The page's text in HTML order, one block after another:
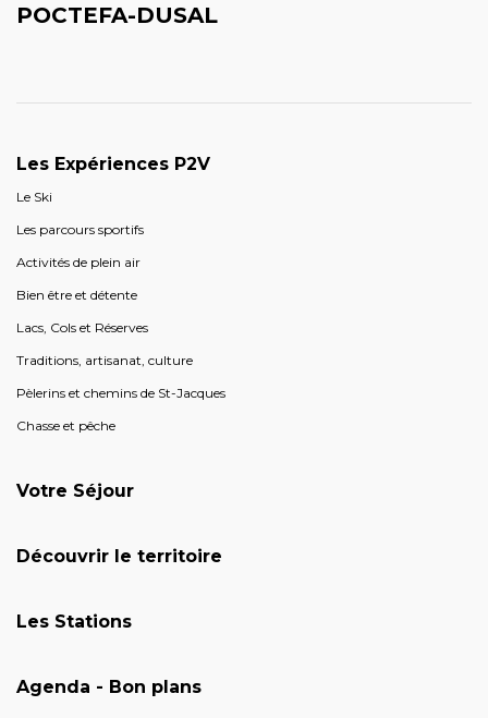
POCTEFA-DUSAL
Les Expériences P2V
Le Ski
Les parcours sportifs
Activités de plein air
Bien être et détente
Lacs, Cols et Réserves
Traditions, artisanat, culture
Pèlerins et chemins de St-Jacques
Chasse et pêche
Votre Séjour
Découvrir le territoire
Les Stations
Agenda - Bon plans